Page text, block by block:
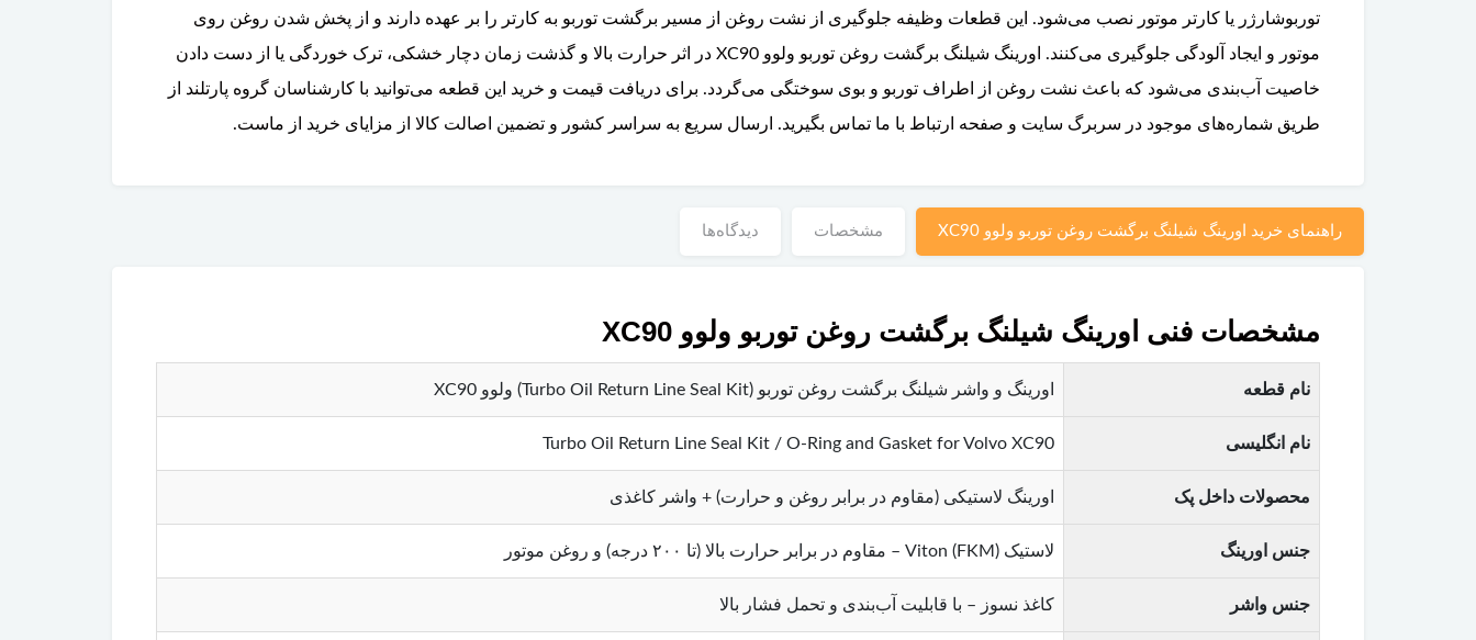
توربوشارژر یا کارتر موتور نصب می‌شود. این قطعات وظیفه جلوگیری از نشت روغن از مسیر برگشت توربو به کارتر را بر عهده دارند و از پخش شدن روغن روی
موتور و ایجاد آلودگی جلوگیری می‌کنند. اورینگ شیلنگ برگشت روغن توربو ولوو XC90 در اثر حرارت بالا و گذشت زمان دچار خشکی، ترک خوردگی یا از دست دادن
خاصیت آب‌بندی می‌شود که باعث نشت روغن از اطراف توربو و بوی سوختگی می‌گردد. برای دریافت قیمت و خرید این قطعه می‌توانید با کارشناسان گروه پارتلند از
طریق شماره‌های موجود در سربرگ سایت و صفحه ارتباط با ما تماس بگیرید. ارسال سریع به سراسر کشور و تضمین اصالت کالا از مزایای خرید از ماست.
راهنمای خرید اورینگ شیلنگ برگشت روغن توربو ولوو XC90 مشخصات دیدگاه‌ها
مشخصات فنی اورینگ شیلنگ برگشت روغن توربو ولوو XC90
نام قطعه اورینگ و واشر شیلنگ برگشت روغن توربو (Turbo Oil Return Line Seal Kit) ولوو XC90
نام انگلیسی Turbo Oil Return Line Seal Kit / O-Ring and Gasket for Volvo XC90
محصولات داخل پک اورینگ لاستیکی (مقاوم در برابر روغن و حرارت) + واشر کاغذی
جنس اورینگ لاستیک Viton (FKM) – مقاوم در برابر حرارت بالا (تا ۲۰۰ درجه) و روغن موتور
جنس واشر کاغذ نسوز – با قابلیت آب‌بندی و تحمل فشار بالا